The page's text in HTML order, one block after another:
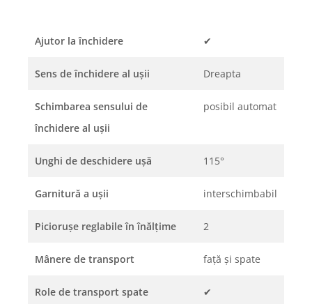
Ajutor la închidere ✔
Sens de închidere al uşii Dreapta
Schimbarea sensului de
închidere al uşii
posibil automat
Unghi de deschidere uşă 115°
Garnitură a uşii interschimbabil
Picioruşe reglabile în înălţime 2
Mânere de transport faţă şi spate
Role de transport spate ✔